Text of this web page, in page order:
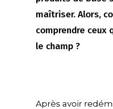
maîtriser. Alors,
comprendre ceux
le champ ?
Après avoir